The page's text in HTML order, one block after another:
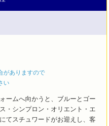
がありますので
い
ームへ向かうと、ブルーとゴー
・シンプロン・オリエント・エ
てスチュワードがお迎えし、客